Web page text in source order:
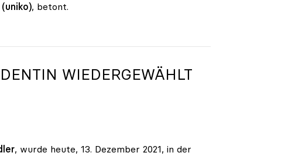
, betont.
WIEDERGEWÄHLT
, wurde heute, 13. Dezember 2021, in der